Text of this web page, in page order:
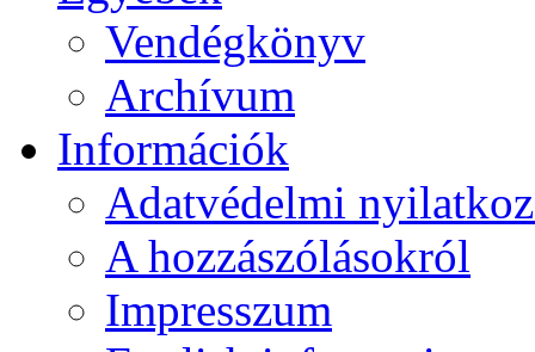
Vendégkönyv
Archívum
Információk
Adatvédelmi
A hozzászólásokról
Impresszum